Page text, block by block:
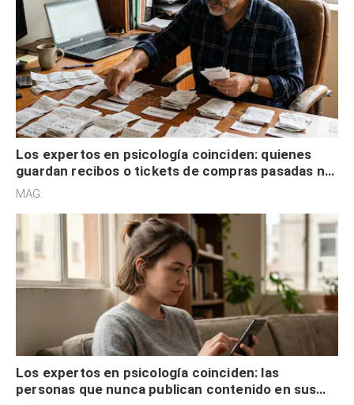
Los expertos en psicología coinciden: quienes
guardan recibos o tickets de compras pasadas no
son acumuladores, sino que tienen necesidad de
MAG.
Los expertos en psicología coinciden: las
personas que nunca publican contenido en sus